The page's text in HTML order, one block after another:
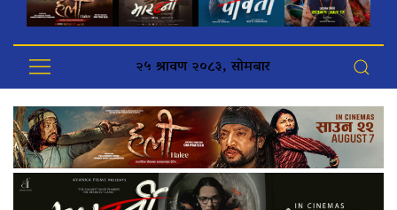
२५ श्रावण २०८३, सोमबार